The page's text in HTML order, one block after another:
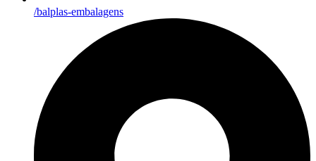
/balplas-embalagens